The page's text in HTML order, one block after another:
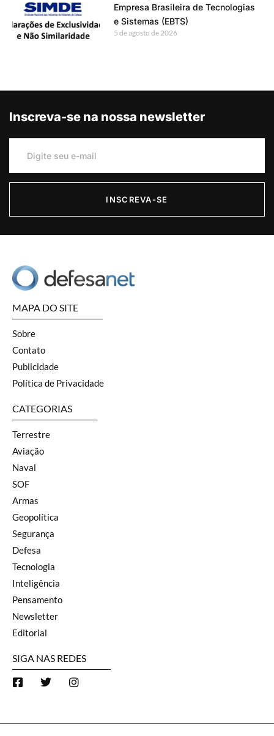
Empresa Brasileira de Tecnologias
e Sistemas (EBTS)
5 de agosto de 2026
Inscreva-se na nossa newsletter
INSCREVA-SE
MAPA DO SITE
Sobre
Contato
Publicidade
Política de Privacidade
CATEGORIAS
Terrestre
Aviação
Naval
SOF
Armas
Geopolítica
Segurança
Defesa
Tecnologia
Inteligência
Pensamento
Newsletter
Editorial
SIGA NAS REDES